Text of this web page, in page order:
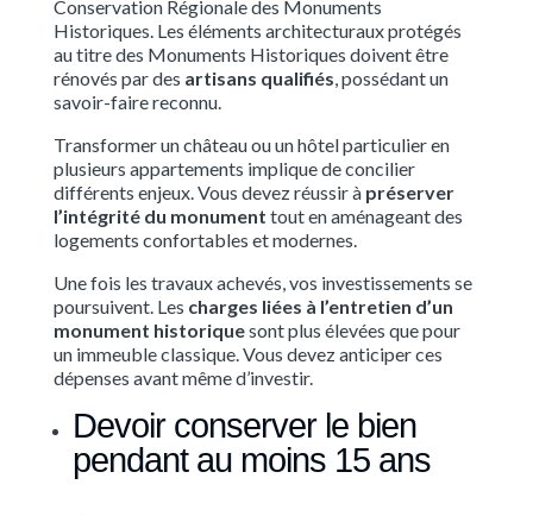
Conservation Régionale des Monuments
Historiques. Les éléments architecturaux protégés
au titre des Monuments Historiques doivent être
rénovés par des artisans qualifiés, possédant un
savoir-faire reconnu.
Transformer un château ou un hôtel particulier en
plusieurs appartements implique de concilier
différents enjeux. Vous devez réussir à préserver
l’intégrité du monument tout en aménageant des
logements confortables et modernes.
Une fois les travaux achevés, vos investissements se
poursuivent. Les charges liées à l’entretien d’un
monument historiquesont plus élevées que pour
un immeuble classique. Vous devez anticiper ces
dépenses avant même d’investir.
Devoir conserver le bien
pendant au moins 15 ans